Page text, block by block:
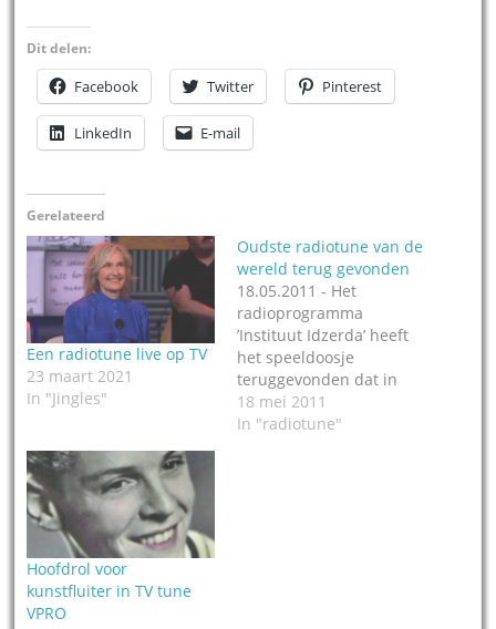
Dit delen:
Facebook Twitter Pinterest
LinkedIn E-mail
Gerelateerd
Een radiotune live op TV
23 maart 2021
In "Jingles"
Oudste radiotune van de
wereld terug gevonden
18.05.2011 - Het
radioprogramma
’Instituut Idzerda’ heeft
het speeldoosje
teruggevonden dat in
1919 werd gebruikt voor
de allereerste radiotune,
18 mei 2011
In "radiotune"
Hoofdrol voor
kunstfluiter in TV tune
VPRO